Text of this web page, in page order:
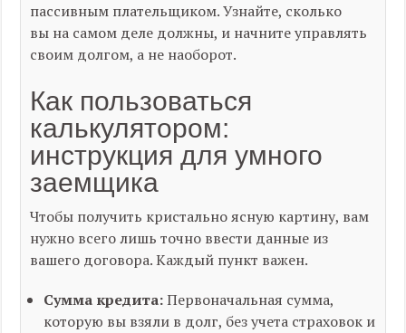
пассивным плательщиком. Узнайте, сколько
вы на самом деле должны, и начните управлять
своим долгом, а не наоборот.
Как пользоваться
калькулятором:
инструкция для умного
заемщика
Чтобы получить кристально ясную картину, вам
нужно всего лишь точно ввести данные из
вашего договора. Каждый пункт важен.
Сумма кредита:Первоначальная сумма,
которую вы взяли в долг, без учета страховок и